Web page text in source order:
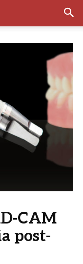
CAM
post-